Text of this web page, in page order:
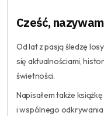
Cześć,
Od lat z pasją śledzę
się aktualnościami,
świetności.
Napisałem także
i wspólnego